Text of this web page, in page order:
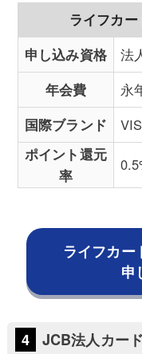
ライフカ
申し込み資格
法
年会費
永
国際ブランド
ポイント還元
率
ライフカー
申
JCB法人カード